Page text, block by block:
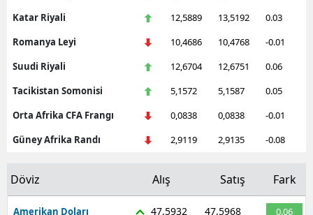
Katar Riyali
12,5889 13,5192
0.03
Romanya Leyi
10,4686 10,4768
-0.01
Suudi Riyali
12,6704 12,6751
0.06
Tacikistan Somonisi
5,1572 5,1587
0.05
Orta Afrika CFA Frangı
0,0838 0,0838
-0.01
Güney Afrika Randı
2,9119 2,9135 -0.08
Döviz Alış Satış Fark
Amerikan Doları 47,5932 47,5968 0.06